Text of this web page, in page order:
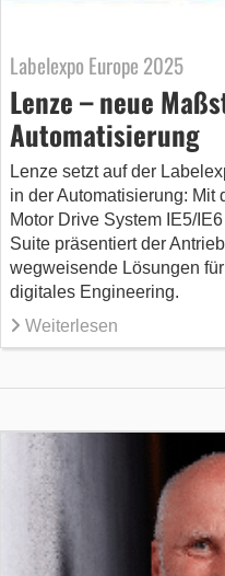
Labelexpo Europe 2025
Lenze – neue
Automatisierung
Lenze setzt auf der
in der Automatisierung: Mit
Motor Drive System IE5/
Suite präsentiert der
wegweisende Lösungen
digitales Engineering.
Weiterlesen